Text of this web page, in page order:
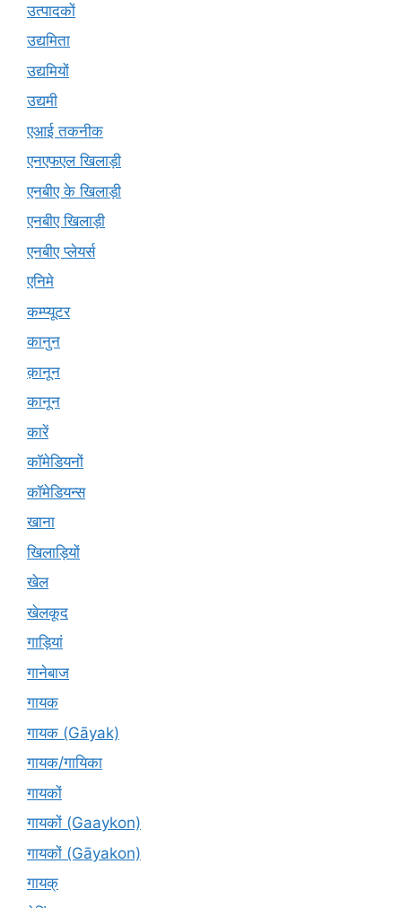
उत्पादकों
उद्यमिता
उद्यमियों
उद्यमी
एआई तकनीक
एनएफएल खिलाड़ी
एनबीए के खिलाड़ी
एनबीए खिलाड़ी
एनबीए प्लेयर्स
एनिमे
कम्प्यूटर
कानुन
क़ानून
कानून
कारें
कॉमेडियनों
कॉमेडियन्स
खाना
खिलाड़ियों
खेल
खेलकूद
गाड़ियां
गानेबाज
गायक
गायक (Gāyak)
गायक/गायिका
गायकों
गायकों (Gaaykon)
गायकों (Gāyakon)
गायक्